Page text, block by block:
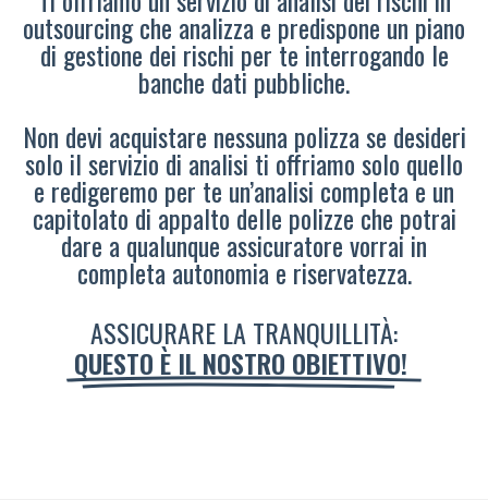
outsourcing che analizza e predispone un piano
di gestione dei rischi per te interrogando le
banche dati pubbliche.
Non devi acquistare nessuna polizza se desideri
solo il servizio di analisi ti offriamo solo quello
e redigeremo per te un’analisi completa e un
capitolato di appalto delle polizze che potrai
dare a qualunque assicuratore vorrai in
completa autonomia e riservatezza.
ASSICURARE LA TRANQUILLITÀ:
QUESTO È IL NOSTRO OBIETTIVO!